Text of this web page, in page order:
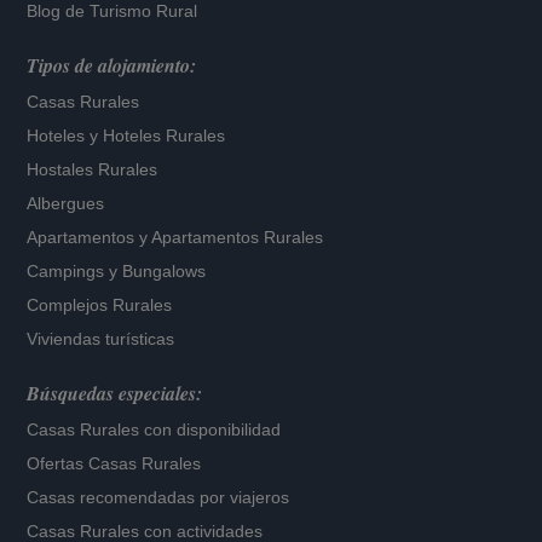
Blog de Turismo Rural
Tipos de alojamiento:
Casas Rurales
Hoteles y Hoteles Rurales
Hostales Rurales
Albergues
Apartamentos yApartamentos Rurales
Campings y Bungalows
Complejos Rurales
Viviendas turísticas
Búsquedas especiales:
Casas Rurales con disponibilidad
Ofertas Casas Rurales
Casas recomendadas por viajeros
Casas Rurales con actividades